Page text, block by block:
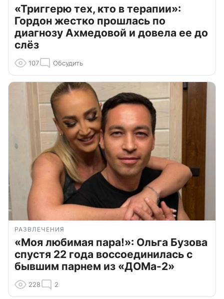
«Триггерю тех, кто в терапии»:
Гордон жестко прошлась по
диагнозу Ахмедовой и довела ее до
слёз
107 Обсудить
РАЗВЛЕЧЕНИЯ
«Моя любимая пара!»: Ольга Бузова
спустя 22 года воссоединилась с
бывшим парнем из «ДОМа-2»
228 2